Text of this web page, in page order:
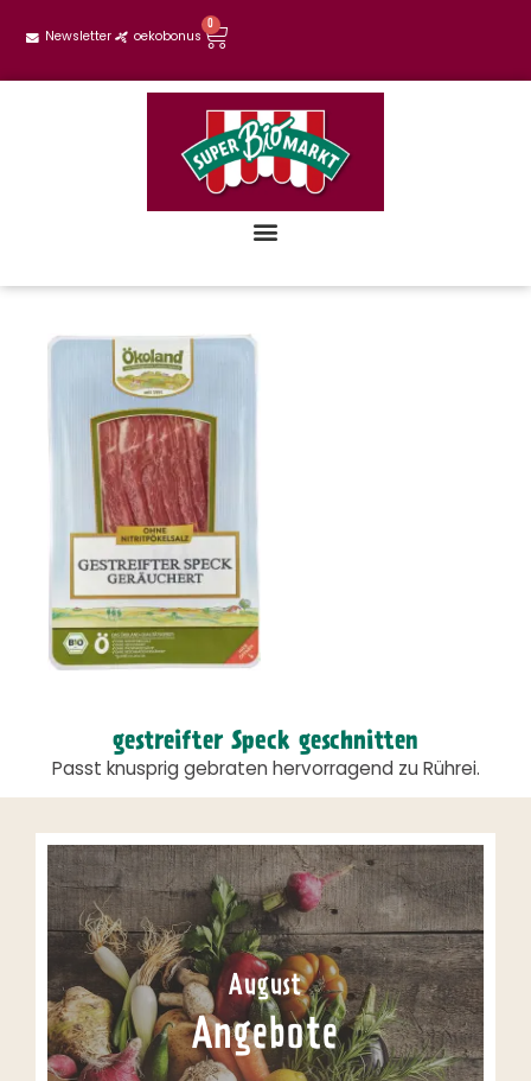
Newsletter oekobonus
0
gestreifter Speck geschnitten
Passt knusprig gebraten hervorragend zu Rührei.
August
Angebote